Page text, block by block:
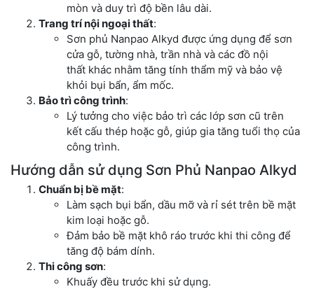
mòn và duy trì độ bền lâu dài.
Trang trí nội ngoại thất:
Sơn phủ Nanpao Alkyd được ứng dụng để sơn
cửa gỗ, tường nhà, trần nhà và các đồ nội
thất khác nhằm tăng tính thẩm mỹ và bảo vệ
khỏi bụi bẩn, ẩm mốc.
Bảo trì công trình:
Lý tưởng cho việc bảo trì các lớp sơn cũ trên
kết cấu thép hoặc gỗ, giúp gia tăng tuổi thọ của
công trình.
Hướng dẫn sử dụng Sơn Phủ Nanpao Alkyd
Chuẩn bị bề mặt:
Làm sạch bụi bẩn, dầu mỡ và rỉ sét trên bề mặt
kim loại hoặc gỗ.
Đảm bảo bề mặt khô ráo trước khi thi công để
tăng độ bám dính.
Thi công sơn:
Khuấy đều trước khi sử dụng.